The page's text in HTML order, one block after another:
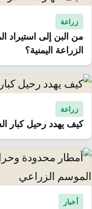
زراعة
من البن إلى استيراد
الزراعة اليمنية؟
زراعة
كيف يهدد رحيل كبار
أخبار